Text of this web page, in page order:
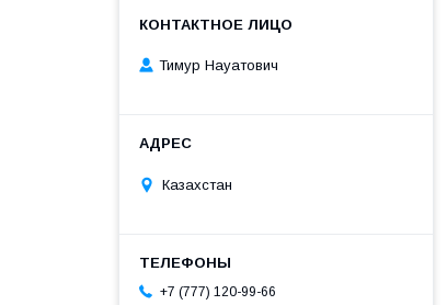
Тимур Науатович
Казахстан
+7 (777) 120-99-66